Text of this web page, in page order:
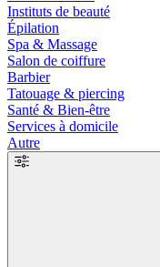
Instituts de beauté
Épilation
Spa & Massage
Salon de coiffure
Barbier
Tatouage & piercing
Santé & Bien-être
Services à domicile
Autre